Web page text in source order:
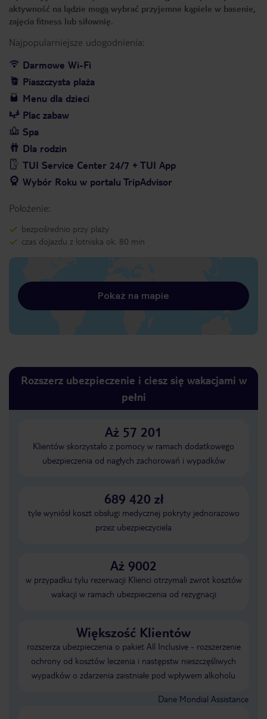
aktywność na lądzie mogą wybrać przyjemne kąpiele w basenie,
zajęcia fitness lub siłownię.
Najpopularniejsze udogodnienia:
Darmowe Wi-Fi
Piaszczysta plaża
Menu dla dzieci
Plac zabaw
Spa
Dla rodzin
TUI Service Center 24/7 + TUI App
Wybór Roku w portalu TripAdvisor
Położenie:
bezpośrednio przy plaży
czas dojazdu z lotniska ok. 80 min
Pokaż na mapie
Rozszerz ubezpieczenie i ciesz się wakacjami w
pełni
Aż 57 201
Klientów skorzystało z pomocy w ramach dodatkowego
ubezpieczenia od nagłych zachorowań i wypadków
689 420 zł
tyle wyniósł koszt obsługi medycznej pokryty jednorazowo
przez ubezpieczyciela
Aż 9002
w przypadku tylu rezerwacji Klienci otrzymali zwrot kosztów
wakacji w ramach ubezpieczenia od rezygnacji
Większość Klientów
rozszerza ubezpieczenia o pakiet All Inclusive - rozszerzenie
ochrony od kosztów leczenia i następstw nieszczęśliwych
wypadków o zdarzenia zaistniałe pod wpływem alkoholu
Dane Mondial Assistance